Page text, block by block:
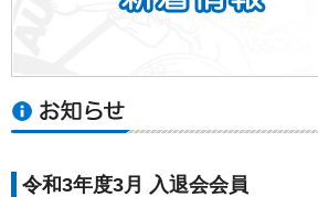
令和3年度3月 入退会会員